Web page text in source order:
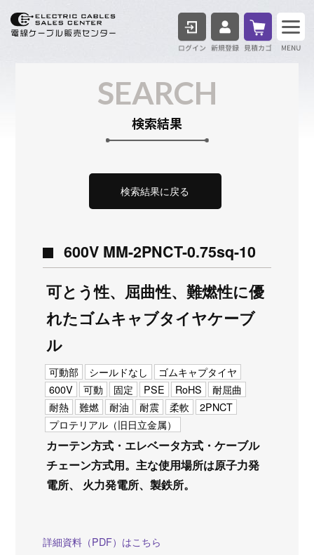
ログイン 見積
SEARCH
検索結果
検索結果に戻る
600V MM-2PNCT-0.75sq-10
可とう性、屈曲性、難燃性に優
れたゴムキャブタイヤケーブ
ル
可動部 シールドなし
ゴムキャプタイヤ
600V
可動 固定 PSE RoHS
耐屈曲
耐熱
難燃 耐油 耐震 柔軟
2PNCT
プロテリアル（旧日立金属）
カーテン方式・エレベータ方式・ケーブル
チェーン方式用。主な使用場所は原子力発
電所、 火力発電所、製鉄所。
詳細資料（PDF）はこちら